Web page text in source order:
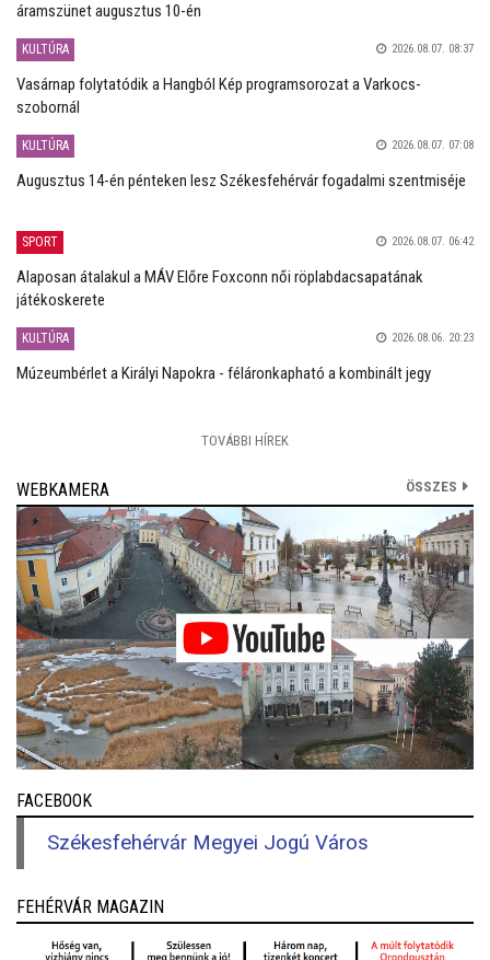
áramszünet augusztus 10-én
KULTÚRA 2026.08.07. 08:37
Vasárnap folytatódik a Hangból Kép programsorozat a Varkocs-
szobornál
KULTÚRA 2026.08.07. 07:08
Augusztus 14-én pénteken lesz Székesfehérvár fogadalmi szentmiséje
SPORT 2026.08.07. 06:42
Alaposan átalakul a MÁV Előre Foxconn női röplabdacsapatának
játékoskerete
KULTÚRA 2026.08.06. 20:23
Múzeumbérlet a Királyi Napokra - féláronkapható a kombinált jegy
TOVÁBBI HÍREK
WEBKAMERA ÖSSZES
FACEBOOK
Székesfehérvár Megyei Jogú Város
FEHÉRVÁR MAGAZIN